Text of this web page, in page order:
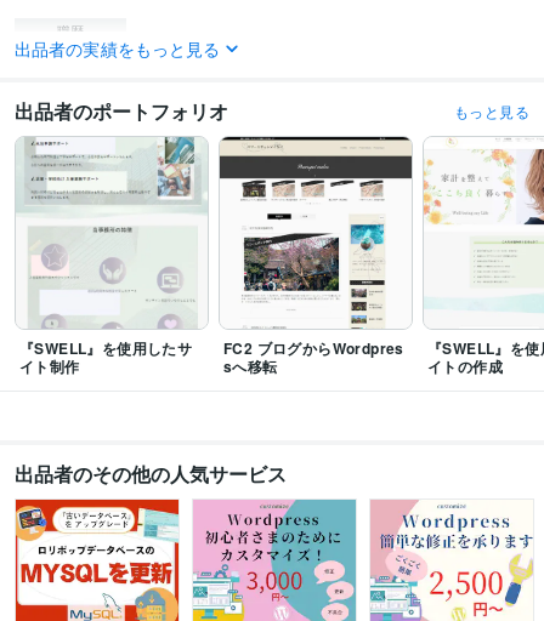
職歴
一木堂 2015年11月 ~ 現在
資格・検定
Google アナリティクス個人認定資格（GAIQ） 取得年 : 2018年
Google Marketing platform 認定資格 取得年 : 2018年
プログラミング言語・フレームワーク
CSS:12年 JavaScript:5年 PHP:5年
ビジネス・クリエイティブツール
WordPress:12年 Google サイト:5年Google Analytics:10年
Google Search Console:10年
Google Tag Manager:10年
Canva:5年
Wix:5年ペライチ:5年
得意分野
Web制作・HP作成・EC構築 Wordpressカスタマイズ(作成含) HP運営ア
学歴
文化女子大学(現・文化学園大学) 1983年3月 ~ 1987年2月
語学力
英語 日常会話レベル
出品者の実績をもっと見る
出品者のポートフォリオ もっと見る
『SWELL』を使用したサ
イト制作
FC2 ブログからWordpres
sへ移転
『SWELL』を
イトの作成
出品者のその他の人気サービス